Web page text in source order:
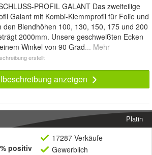
PROFIL GALANT Das zweiteilige
Galant mit Kombi-Klemmprofil für Folie und
den Blendhöhen 100, 130, 150, 175 und 200
2000mm. Unsere geschweißten Ecken
Winkel von 90 Grad... Mehr
erstellt
anzeigen
Platin
positiv
17287 Verkäufe
Gewerblich